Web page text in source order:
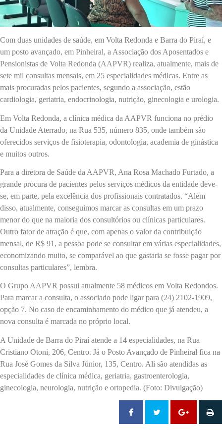
Com duas unidades de saúde, em Volta Redonda e Barra do Piraí, e
um posto avançado, em Pinheiral, a Associação dos Aposentados e
Pensionistas de Volta Redonda (AAPVR) realiza, atualmente, mais de
sete mil consultas mensais, em 25 especialidades médicas. Entre as
mais procuradas pelos pacientes, segundo a associação, estão
cardiologia, geriatria, endocrinologia, nutrição, ginecologia e urologia.
Em Volta Redonda, a clínica médica da AAPVR funciona no prédio
da Unidade Aterrado, na Rua 535, número 835, onde também são
oferecidos serviços de fisioterapia, odontologia, academia de ginástica
e muitos outros.
Para a diretora de Saúde da AAPVR, Ana Rosa Machado Furtado, a
grande procura de pacientes pelos serviços médicos da entidade deve-
se, em parte, pela excelência dos profissionais contratados. “Além
disso, atualmente, conseguimos marcar as consultas em um prazo
menor do que na maioria dos consultórios ou clínicas particulares.
Outro fator de atração é que, com apenas o valor da contribuição
mensal, de R$ 91, a pessoa pode se consultar em várias especialidades,
economizando muito, se comparável ao que gastaria se fosse pagar por
consultas particulares”, lembra.
O Grupo AAPVR possui atualmente 58 médicos em Volta Redondos.
Para marcar a consulta, o associado pode ligar para (24) 2102-1909,
opção 7. No caso de encaminhamento do médico que já atendeu, a
nova consulta é marcada no próprio local.
A Unidade de Barra do Piraí atende a 14 especialidades, na Rua
Cristiano Otoni, 206, Centro. Já o Posto Avançado de Pinheiral fica na
Rua José Gomes da Silva Júnior, 135, Centro. Ali são atendidas as
especialidades de clínica médica, geriatria, gastroenterologia,
ginecologia, neurologia, nutrição e ortopedia. (Foto: Divulgação)